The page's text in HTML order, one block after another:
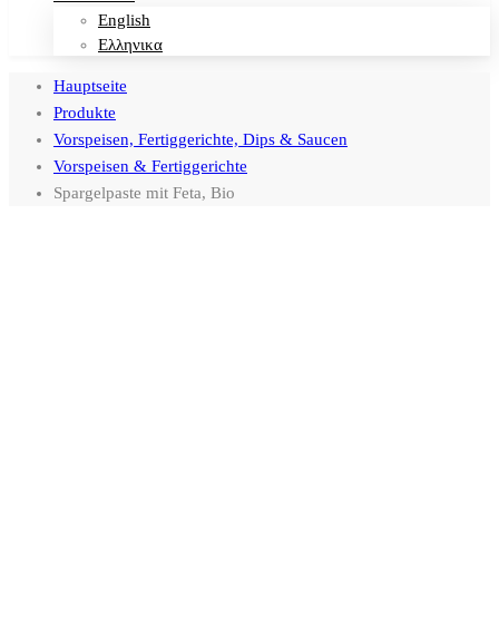
English
Ελληνικα
Hauptseite
Produkte
Vorspeisen, Fertiggerichte, Dips & Saucen
Vorspeisen & Fertiggerichte
Spargelpaste mit Feta, Bio